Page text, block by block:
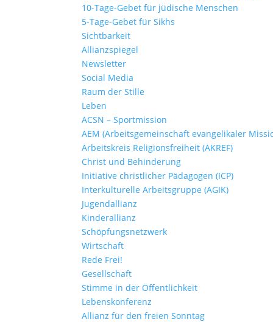
10-Tage-Gebet für jüdische Menschen
5-Tage-Gebet für Sikhs
Sichtbarkeit
Allianzspiegel
Newsletter
Social Media
Raum der Stille
Leben
ACSN – Sportmission
AEM (Arbeitsgemeinschaft evangelikaler
Arbeitskreis Religionsfreiheit (AKREF)
Christ und Behinderung
Initiative christlicher Pädagogen (ICP)
Interkulturelle Arbeitsgruppe (AGIK)
Jugendallianz
Kinderallianz
Schöpfungsnetzwerk
Wirtschaft
Rede Frei!
Gesellschaft
Stimme in der Öffentlichkeit
Lebenskonferenz
Allianz für den freien Sonntag